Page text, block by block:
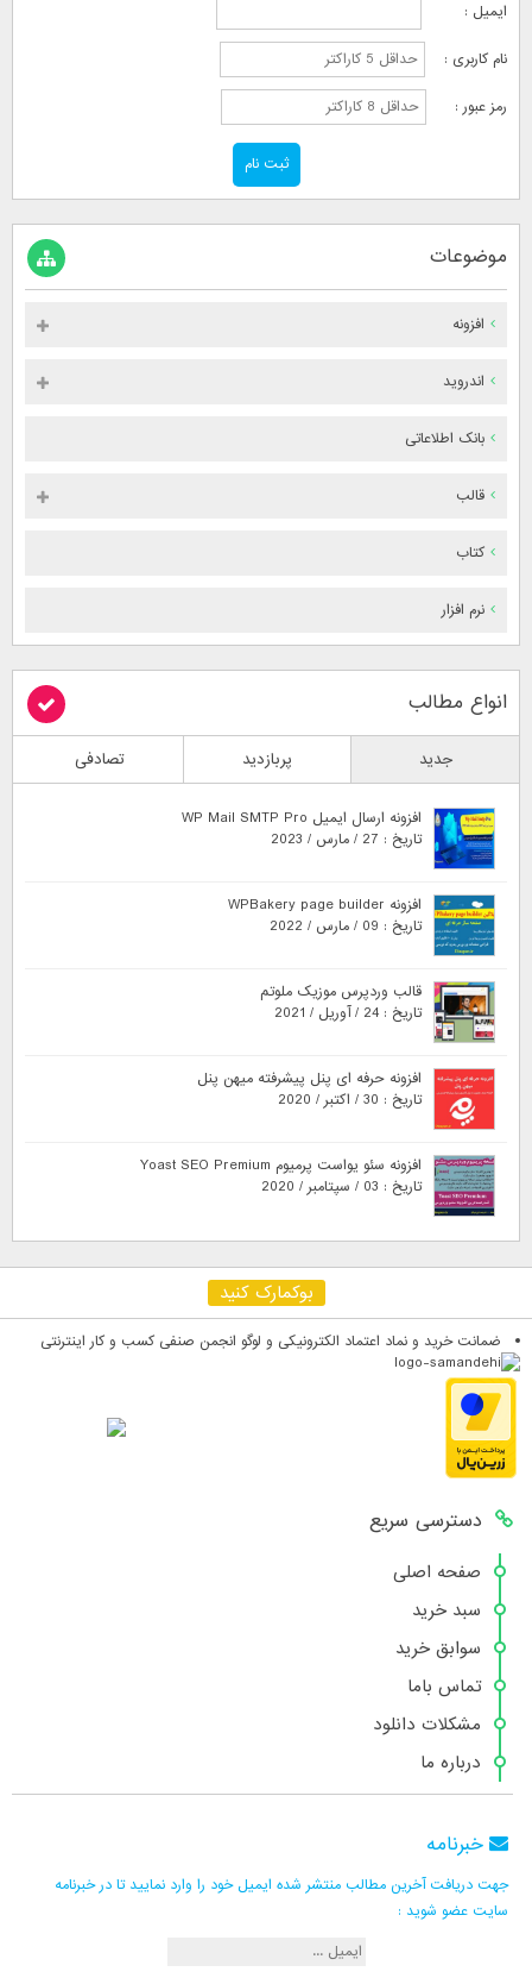
ایمیل :
نام کاربری :
رمز عبور :
موضوعات
افزونه
اندروید
بانک اطلاعاتی
قالب
کتاب
نرم افزار
انواع مطالب
جدید پربازدید تصادفی
افزونه ارسال ایمیل WP Mail SMTP Pro
تاریخ : 27 / مارس / 2023
افزونه WPBakery page builder
تاریخ : 09 / مارس / 2022
قالب وردپرس موزیک ملوتم
تاریخ : 24 / آوریل / 2021
افزونه حرفه ای پنل پیشرفته میهن پنل
تاریخ : 30 / اکتبر / 2020
افزونه سئو یواست پرمیوم Yoast SEO Premium
تاریخ : 03 / سپتامبر / 2020
بوکمارک کنید
ضمانت خرید و نماد اعتماد الکترونیکی و لوگو انجمن صنفی کسب و کار اینترنتی
دسترسی سریع
صفحه اصلی
سبد خرید
سوابق خرید
تماس باما
مشکلات دانلود
درباره ما
خبرنامه
جهت دریافت آخرین مطالب منتشر شده ایمیل خود را وارد نمایید تا در خبرنامه
سایت عضو شوید :